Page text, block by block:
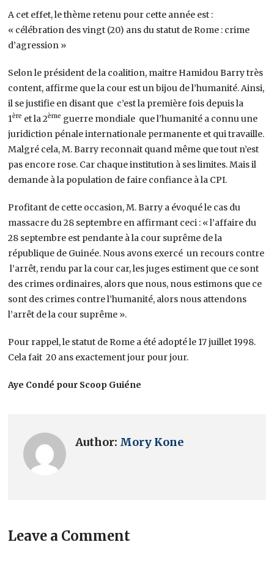
A cet effet, le thème retenu pour cette année est :
« célébration des vingt (20) ans du statut de Rome : crime
d’agression »
Selon le président de la coalition, maitre Hamidou Barry très
content, affirme que la cour est un bijou de l’humanité. Ainsi,
il se justifie en disant que c’est la première fois depuis la
1ère et la 2ème guerre mondiale que l’humanité a connu une
juridiction pénale internationale permanente et qui travaille.
Malgré cela, M. Barry reconnait quand même que tout n’est
pas encore rose. Car chaque institution à ses limites. Mais il
demande à la population de faire confiance à la CPI.
Profitant de cette occasion, M. Barry a évoqué le cas du
massacre du 28 septembre en affirmant ceci : « l’affaire du
28 septembre est pendante à la cour suprême de la
république de Guinée. Nous avons exercé un recours contre
l’arrêt, rendu par la cour car, les juges estiment que ce sont
des crimes ordinaires, alors que nous, nous estimons que ce
sont des crimes contre l’humanité, alors nous attendons
l’arrêt de la cour suprême ».
Pour rappel, le statut de Rome a été adopté le 17 juillet 1998.
Cela fait 20 ans exactement jour pour jour.
Aye Condé pour Scoop Guiéne
Author: Mory Kone
Leave a Comment